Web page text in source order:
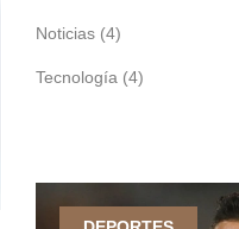
Noticias (4)
Tecnología (4)